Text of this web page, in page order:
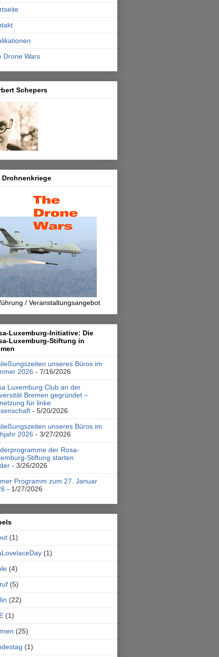
Drone Wars
Schepers
Drohnenkriege
/ Veranstaltungsangebot
Luxemburg-Initiative: Die
Luxemburg-Stiftung in
unseres Büros im
2026 - 7/16/2026
Luxemburg Club an der
Bremen gegründet –
für linke
- 5/20/2026
unseres Büros im
2026 - 3/27/2026
der Rosa-
Stiftung starten
- 3/26/2026
Programm zum 27. Januar
- 1/27/2026
(1)
(1)
(4)
(5)
(22)
(1)
(25)
(1)